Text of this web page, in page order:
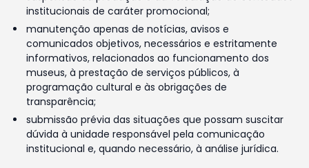
institucionais de caráter promocional;
manutenção apenas de notícias, avisos e
comunicados objetivos, necessários e estritamente
informativos, relacionados ao funcionamento dos
museus, à prestação de serviços públicos, à
programação cultural e às obrigações de
transparência;
submissão prévia das situações que possam suscitar
dúvida à unidade responsável pela comunicação
institucional e, quando necessário, à análise jurídica.